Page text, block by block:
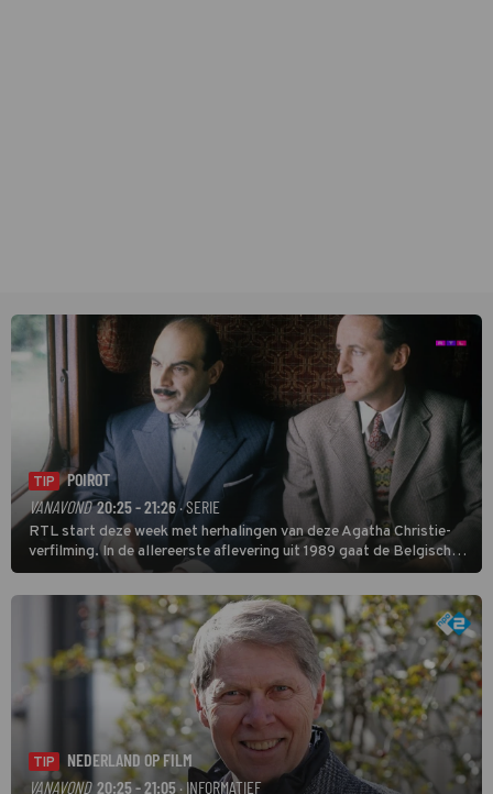
TIP
POIROT
VANAVOND 20:25 - 21:26 · SERIE
RTL start deze week met herhalingen van deze Agatha Christie-
verfilming. In de allereerste aflevering uit 1989 gaat de Belgische
speurder op zoek naar een vermiste kok. Poirot raakt al snel
verwikkeld in een moordzaak. (HH)
TIP
NEDERLAND OP FILM
VANAVOND 20:25 - 21:05· INFORMATIEF